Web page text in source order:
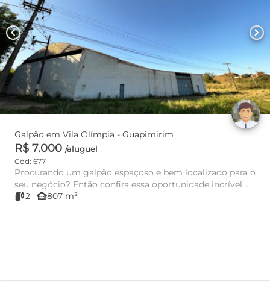
chevron_left chevron_right
Galpão em Vila Olímpia - Guapimirim
R$ 7.000 /aluguel
Cód: 677
Procurando um galpão espaçoso e bem localizado para o
seu negócio? Então confira essa oportunidade incrível
em Vila Olí...
2 other_houses807 m²